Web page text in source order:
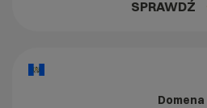
SPRAWDŹ
Domena